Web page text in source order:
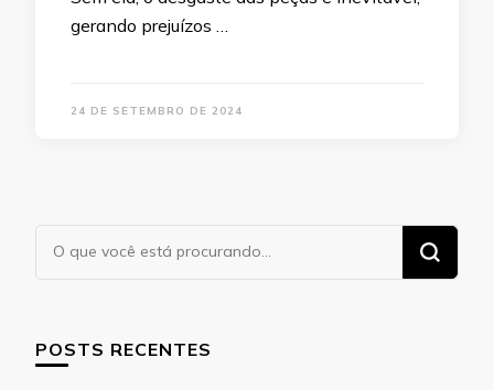
gerando prejuízos …
24 DE SETEMBRO DE 2024
Procurando
algo?
POSTS RECENTES